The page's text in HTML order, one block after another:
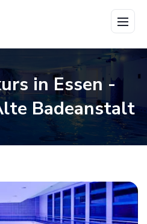
Menü
in Essen -
Badeanstalt